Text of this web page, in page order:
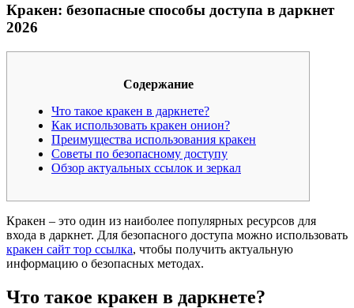
Кракен: безопасные способы доступа в даркнет
2026
Содержание
Что такое кракен в даркнете?
Как использовать кракен онион?
Преимущества использования кракен
Советы по безопасному доступу
Обзор актуальных ссылок и зеркал
Кракен – это один из наиболее популярных ресурсов для
входа в даркнет. Для безопасного доступа можно использовать
кракен сайт тор ссылка, чтобы получить актуальную
информацию о безопасных методах.
Что такое кракен в даркнете?